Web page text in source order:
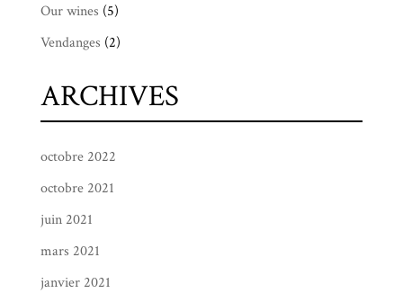
Our wines (5)
Vendanges (2)
ARCHIVES
octobre 2022
octobre 2021
juin 2021
mars 2021
janvier 2021